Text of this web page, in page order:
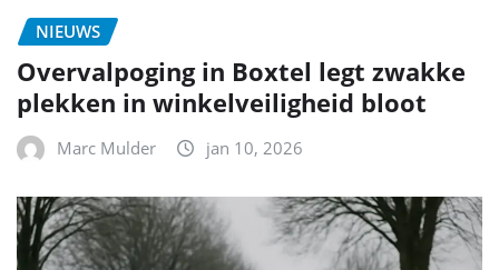
NIEUWS
Overvalpoging in Boxtel legt zwakke
plekken in winkelveiligheid bloot
Marc Mulder jan 10, 2026